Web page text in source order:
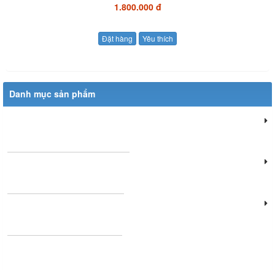
1.800.000 đ
Đặt hàng Yêu thích
Danh mục sản phẩm